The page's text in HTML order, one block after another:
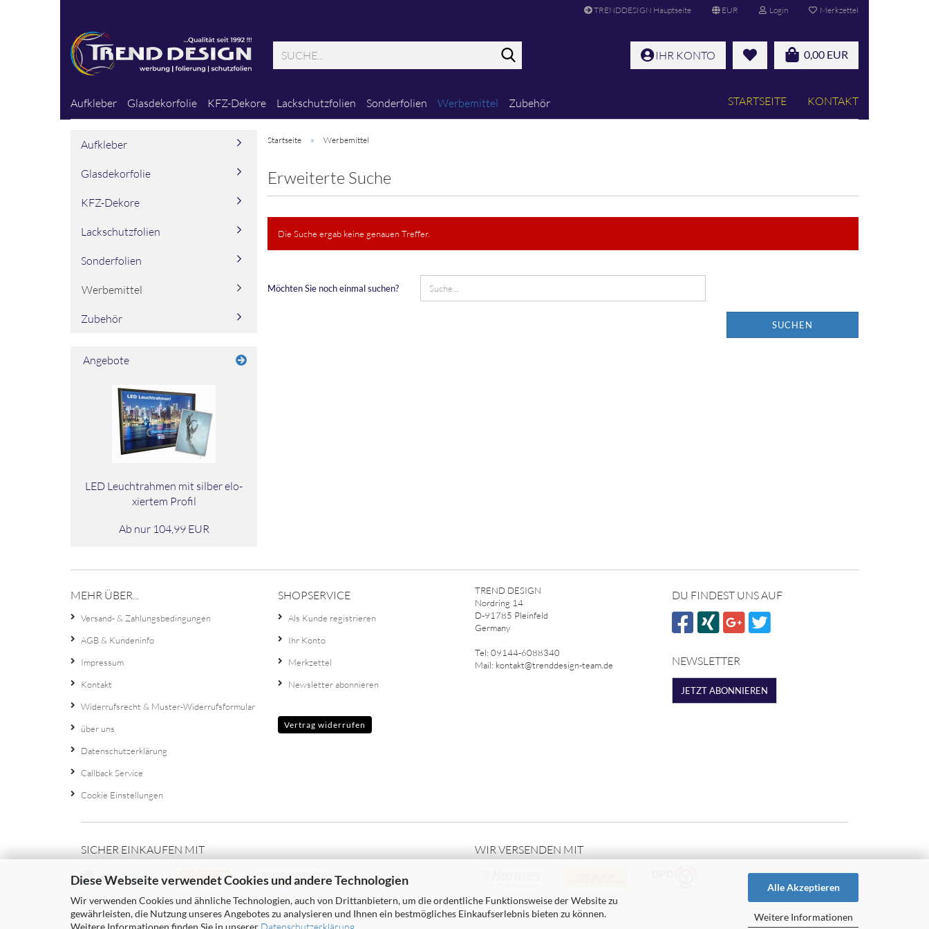
Diese Webseite verwendet Cookies und andere Technologien
Wir verwenden Cookies und ähnliche Technologien, auch von Drittanbietern, um die ordentliche Funktionsweise der Website zu
gewährleisten, die Nutzung unseres Angebotes zu analysieren und Ihnen ein bestmögliches Einkaufserlebnis bieten zu können.
Weitere Informationen finden Sie in unserer Datenschutzerklärung
Alle Akzeptieren
Weitere Informationen
TRENDDESIGN Hauptseite EUR Login Merkzettel
0,00 EUR
IHR KONTO
Aufkleber Glasdekorfolie KFZ-Dekore Lackschutzfolien Sonderfolien Werbemittel Zubehör STARTSEITE KONTAKT
Startseite » Werbemittel
Erweiterte Suche
Die Suche ergab keine genauen Treffer.
SIE
Möchten Sie noch einmal suchen?
SUCHEN
Aufkleber
Glasdekorfolie
KFZ-Dekore
Lackschutzfolien
Sonderfolien
Werbemittel
Zubehör
Angebote
LED Leucht­rah­men mit sil­ber elo­
xier­tem Pro­fil
Ab nur 104,99 EUR
MEHR ÜBER...
Versand- & Zahlungsbedingungen
AGB & Kundeninfo
Impressum
Kontakt
Widerrufsrecht & Muster-Widerrufsformular
über uns
Datenschutzerklärung
Callback Service
Cookie Einstellungen
SHOPSERVICE
Als Kunde registrieren
Ihr Konto
Merkzettel
Newsletter abonnieren
TREND DESIGN
Nordring 14
D-91785 Pleinfeld
Germany
Tel: 09144-6088340
Mail: kontakt@trenddesign-team.de
DU FINDEST UNS AUF
NEWSLETTER
JETZT ABONNIEREN
Vertrag widerrufen
SICHER EINKAUFEN MIT WIR VERSENDEN MIT